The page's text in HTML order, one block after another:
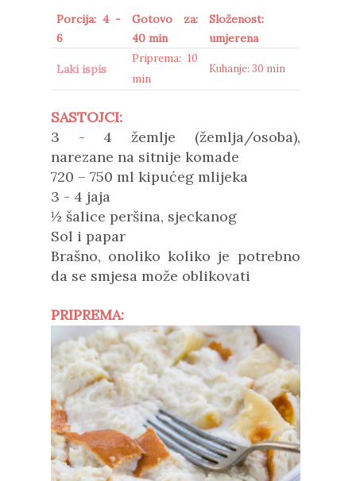
Porcija: 4 -
6
Gotovo za:
40 min
Složenost:
umjerena
Laki ispis
Priprema: 10
min
Kuhanje: 30 min
SASTOJCI:
3 - 4 žemlje (žemlja/osoba),
narezane na sitnije komade
720 – 750 ml kipućeg mlijeka
3 - 4 jaja
½ šalice peršina, sjeckanog
Sol i papar
Brašno, onoliko koliko je potrebno
da se smjesa može oblikovati
PRIPREMA: